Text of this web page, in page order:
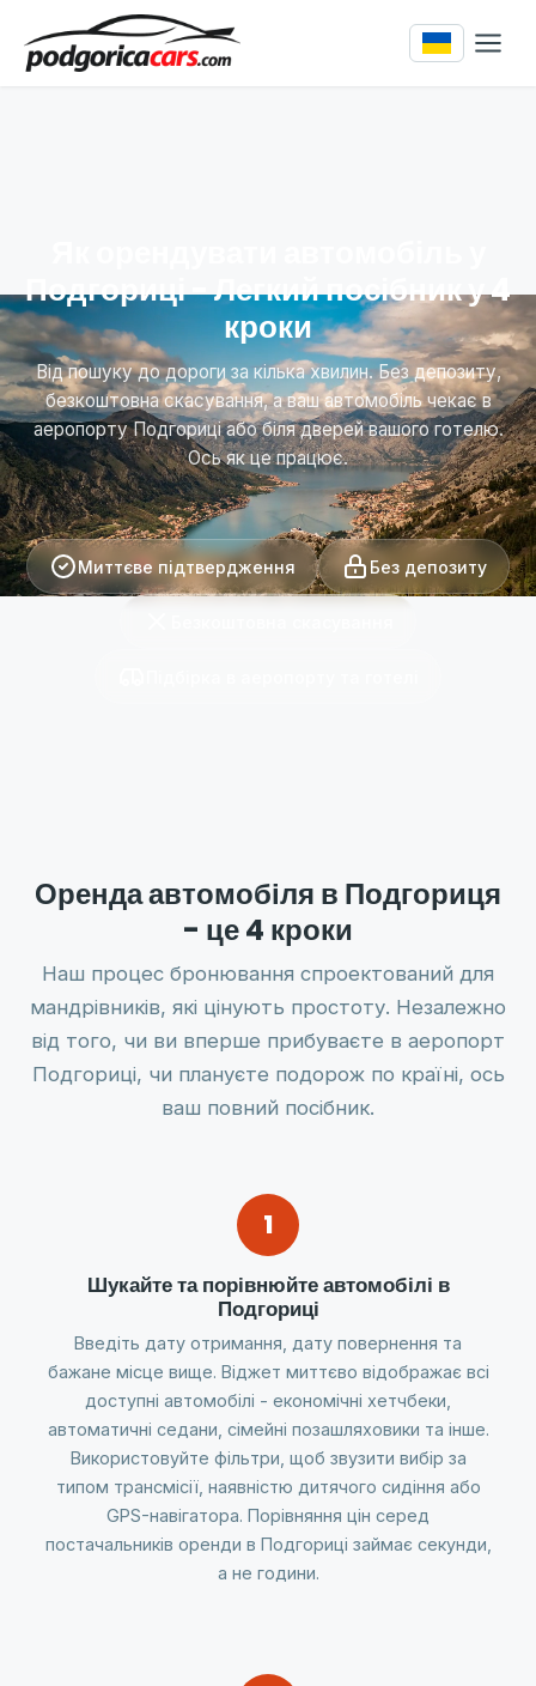
Подгориці - Легкий посібник у 4
кроки
Від пошуку до дороги за кілька хвилин. Без депозиту,
безкоштовна скасування, а ваш автомобіль чекає в
аеропорту Подгориці або біля дверей вашого готелю.
Ось як це працює.
Миттєве підтвердження Без депозиту
Оренда автомобіля в Подгориця
- це 4 кроки
Наш процес бронювання спроектований для
мандрівників, які цінують простоту. Незалежно
від того, чи ви вперше прибуваєте в аеропорт
Подгориці, чи плануєте подорож по країні, ось
ваш повний посібник.
1
Шукайте та порівнюйте автомобілі в
Подгориці
Введіть дату отримання, дату повернення та
бажане місце вище. Віджет миттєво відображає всі
доступні автомобілі - економічні хетчбеки,
автоматичні седани, сімейні позашляховики та інше.
Використовуйте фільтри, щоб звузити вибір за
типом трансмісії, наявністю дитячого сидіння або
GPS-навігатора. Порівняння цін серед
постачальників оренди в Подгориці займає секунди,
а не години.